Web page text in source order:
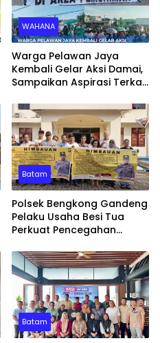
WAHANA
Warga Pelawan Jaya
Kembali Gelar Aksi Damai,
Sampaikan Aspirasi Terkait
Lingkungan PT SMM
Batam
Polsek Bengkong Gandeng
Pelaku Usaha Besi Tua
Perkuat Pencegahan
Batam